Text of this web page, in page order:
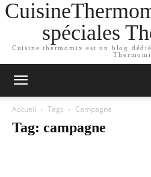
spéciales
Cuisine thermomix est un blog
Accueil Tags Campagne
Tag: campagne